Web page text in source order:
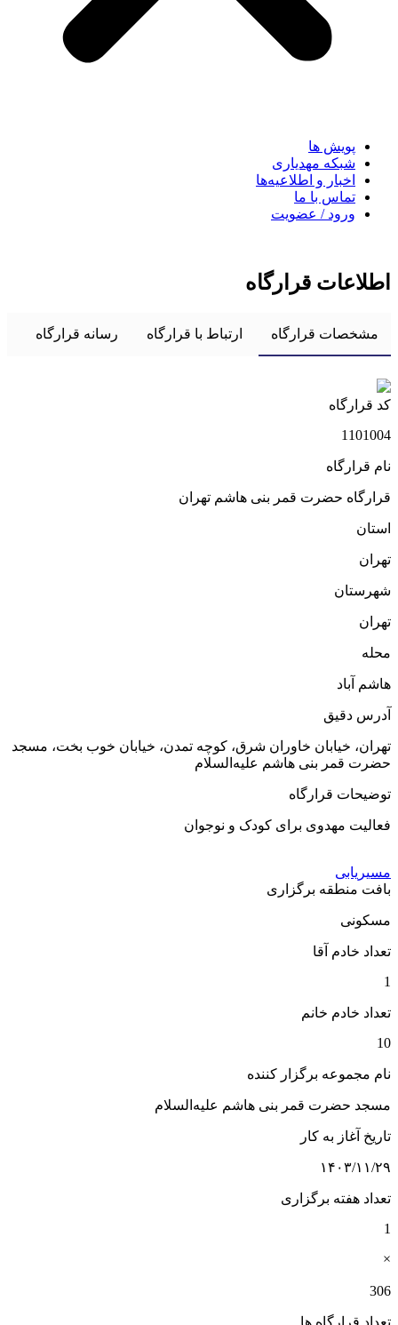
پویش ها
شبکه مهدیاری
اخبار و اطلاعیه‌ها
تماس با ما
ورود / عضویت
اطلاعات قرارگاه
مشخصات قرارگاه ارتباط با قرارگاه رسانه قرارگاه
کد قرارگاه
1101004
نام قرارگاه
قرارگاه حضرت قمر بنی هاشم تهران
استان
تهران
شهرستان
تهران
محله
هاشم آباد
آدرس دقیق
تهران، خیابان خاوران شرق، کوچه تمدن، خیابان خوب بخت، مسجد
حضرت قمر بنی هاشم علیه‌السلام
توضیحات قرارگاه
فعالیت مهدوی برای کودک و نوجوان
مسیریابی
بافت منطقه برگزاری
مسکونی
تعداد خادم آقا
1
تعداد خادم خانم
10
نام مجموعه برگزار کننده
مسجد حضرت قمر بنی هاشم علیه‌السلام
تاریخ آغاز به کار
۱۴۰۳/۱۱/۲۹
تعداد هفته برگزاری
1
×
306
تعداد قرارگاه ها